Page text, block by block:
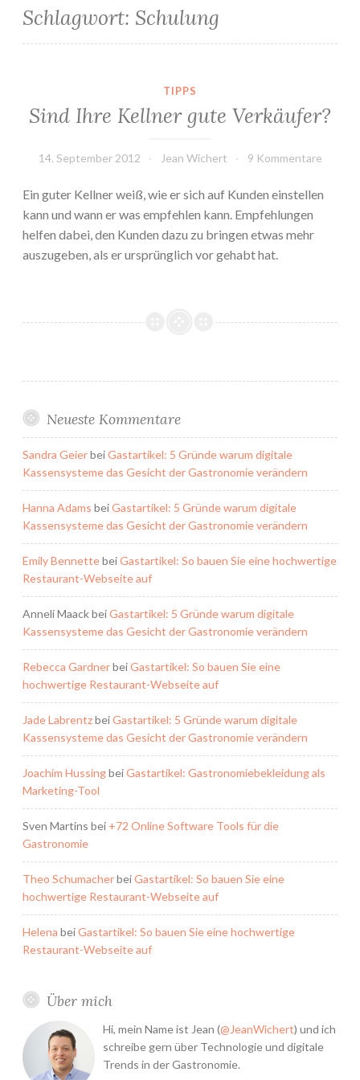
Schlagwort: Schulung
TIPPS
Sind Ihre Kellner gute Verkäufer?
14. September 2012 Jean Wichert 9 Kommentare
Ein guter Kellner weiß, wie er sich auf Kunden einstellen
kann und wann er was empfehlen kann. Empfehlungen
helfen dabei, den Kunden dazu zu bringen etwas mehr
auszugeben, als er ursprünglich vor gehabt hat.
Neueste Kommentare
Sandra GeierbeiGastartikel: 5 Gründe warum digitale
Kassensysteme das Gesicht der Gastronomie verändern
Hanna Adams beiGastartikel: 5 Gründe warum digitale
Kassensysteme das Gesicht der Gastronomie verändern
Emily BennettebeiGastartikel: So bauen Sie eine hochwertige
Restaurant-Webseite auf
Anneli MaackbeiGastartikel: 5 Gründe warum digitale
Kassensysteme das Gesicht der Gastronomie verändern
Rebecca GardnerbeiGastartikel: So bauen Sie eine
hochwertige Restaurant-Webseite auf
Jade LabrentzbeiGastartikel: 5 Gründe warum digitale
Kassensysteme das Gesicht der Gastronomie verändern
Joachim HussingbeiGastartikel: Gastronomiebekleidung als
Marketing-Tool
Sven Martins bei +72 Online Software Tools für die
Gastronomie
Theo SchumacherbeiGastartikel: So bauen Sie eine
hochwertige Restaurant-Webseite auf
Helena beiGastartikel: So bauen Sie eine hochwertige
Restaurant-Webseite auf
Über mich
Hi, mein Name ist Jean (@JeanWichert) und ich
schreibe gern über Technologie und digitale
Trends in der Gastronomie.